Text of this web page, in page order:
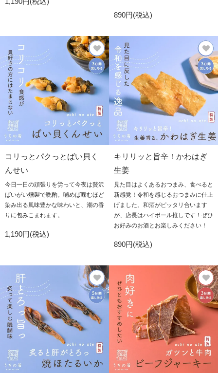
890円(税込)
コリっとパクっとばい貝く
んせい
今日一日の頑張りを労って今夜は贅沢
ばいがい燻製で晩酌。噛めば噛むほど
染み出る風味豊かな味わいと、潮の香
りに包みこまれます。
1,190円(税込)
キリリッと旨辛！かわはぎ
生姜
見た目はよくあるおつまみ、食べると
新感覚！令和を感じるおつまみに仕上
げました。和酒がピッタリ合います
が、店長はハイボール推しです！ぜひ
お好みのお酒とお楽しみください！
890円(税込)